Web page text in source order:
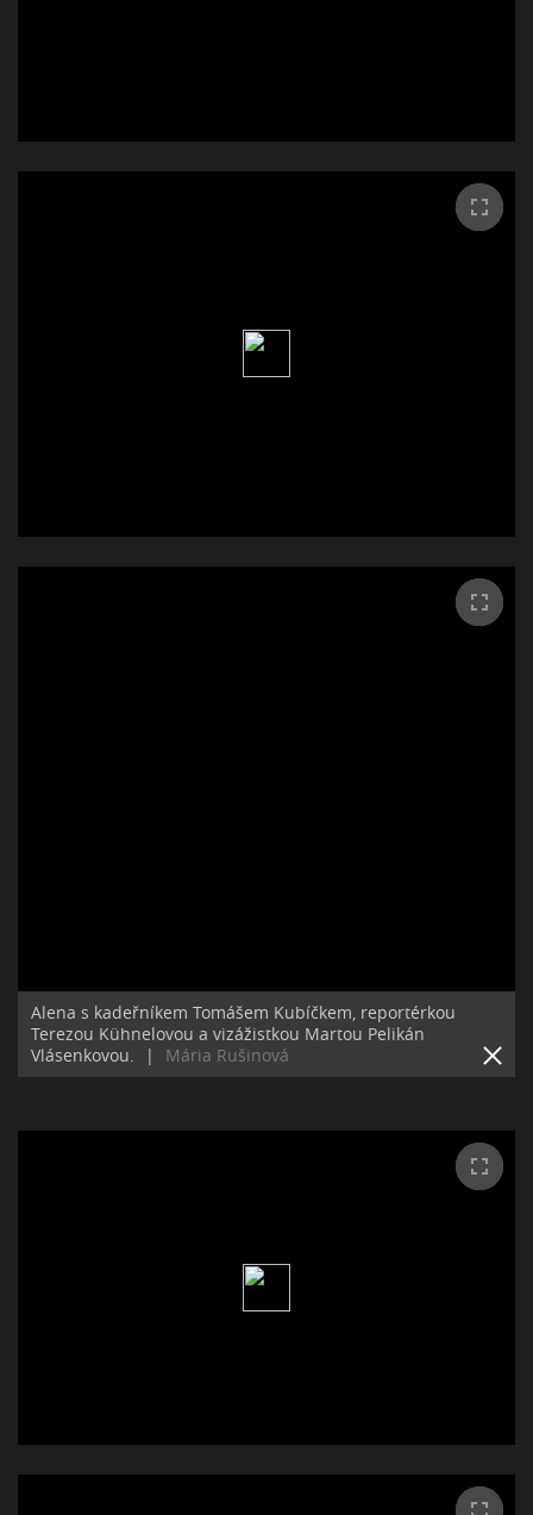
Alena s kadeřníkem Tomášem Kubíčkem, reportérkou
Terezou Kühnelovou a vizážistkou Martou Pelikán
Vlásenkovou.
| Mária Rušinová